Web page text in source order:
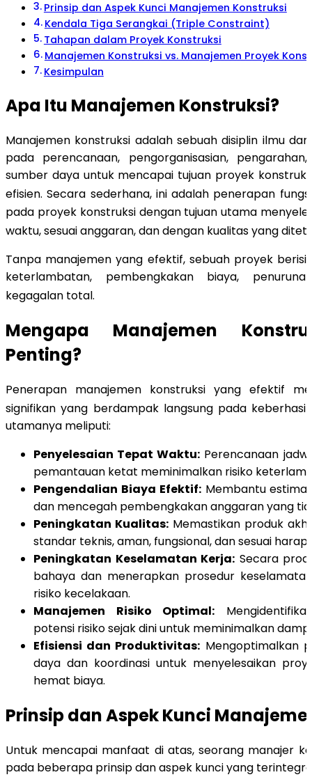
Prinsip dan Aspek Kunci Manajemen Konstruksi
Kendala Tiga Serangkai (Triple Constraint)
Tahapan dalam Proyek Konstruksi
Manajemen Konstruksi vs. Manajemen Proyek
Kesimpulan
Apa Itu Manajemen Konstruksi?
Manajemen konstruksi adalah sebuah disiplin ilmu
pada perencanaan, pengorganisasian,
sumber daya untuk mencapai tujuan proyek
efisien. Secara sederhana, ini adalah penerapan
pada proyek konstruksi dengan tujuan utama
waktu, sesuai anggaran, dan dengan kualitas yang
Tanpa manajemen yang efektif, sebuah proyek
keterlambatan, pembengkakan biaya,
kegagalan total.
Mengapa Manajemen
Penting?
Penerapan manajemen konstruksi yang efektif
signifikan yang berdampak langsung pada
utamanya meliputi:
Penyelesaian Tepat Waktu: Perencanaan
pemantauan ketat meminimalkan risiko
Pengendalian Biaya Efektif:Membantu
dan mencegah pembengkakan anggaran yang
Peningkatan Kualitas:Memastikan produk
standar teknis, aman, fungsional, dan sesuai
Peningkatan Keselamatan Kerja: Secara
bahaya dan menerapkan prosedur
risiko kecelakaan.
Manajemen Risiko Optimal:
potensi risiko sejak dini untuk meminimalkan
Efisiensi dan Produktivitas: Mengoptimalkan
daya dan koordinasi untuk menyelesaikan
hemat biaya.
Prinsip dan Aspek Kunci
Untuk mencapai manfaat di atas, seorang manajer
pada beberapa prinsip dan aspek kunci yang